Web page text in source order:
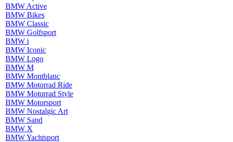
BMW Active
BMW Bikes
BMW Classic
BMW Golfsport
BMW i
BMW Iconic
BMW Logo
BMW M
BMW Montblanc
BMW Motorrad Ride
BMW Motorrad Style
BMW Motorsport
BMW Nostalgic Art
BMW Sand
BMW X
BMW Yachtsport